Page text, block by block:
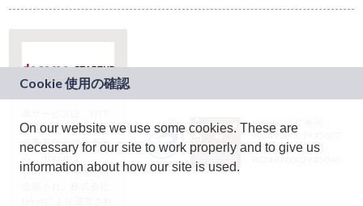
ドコモグループの新
規事業創出プログラ
ム「docomo
STARTUP」を通じて
JASRAC許諾番号：
9024936001Y45037
JASRAC許諾番号：
On our website we use some cookies. These are
necessary for our site to work properly and to give us
information about how our site is used.